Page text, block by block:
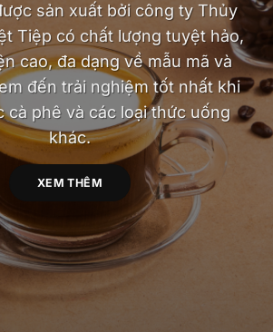
sản xuất bởi công ty Thủy
Tiệp có chất lượng tuyệt hảo,
cao, đa dạng về mẫu mã và
đến trải nghiệm tốt nhất khi
cà phê và các loại thức uống
khác.
XEM THÊM